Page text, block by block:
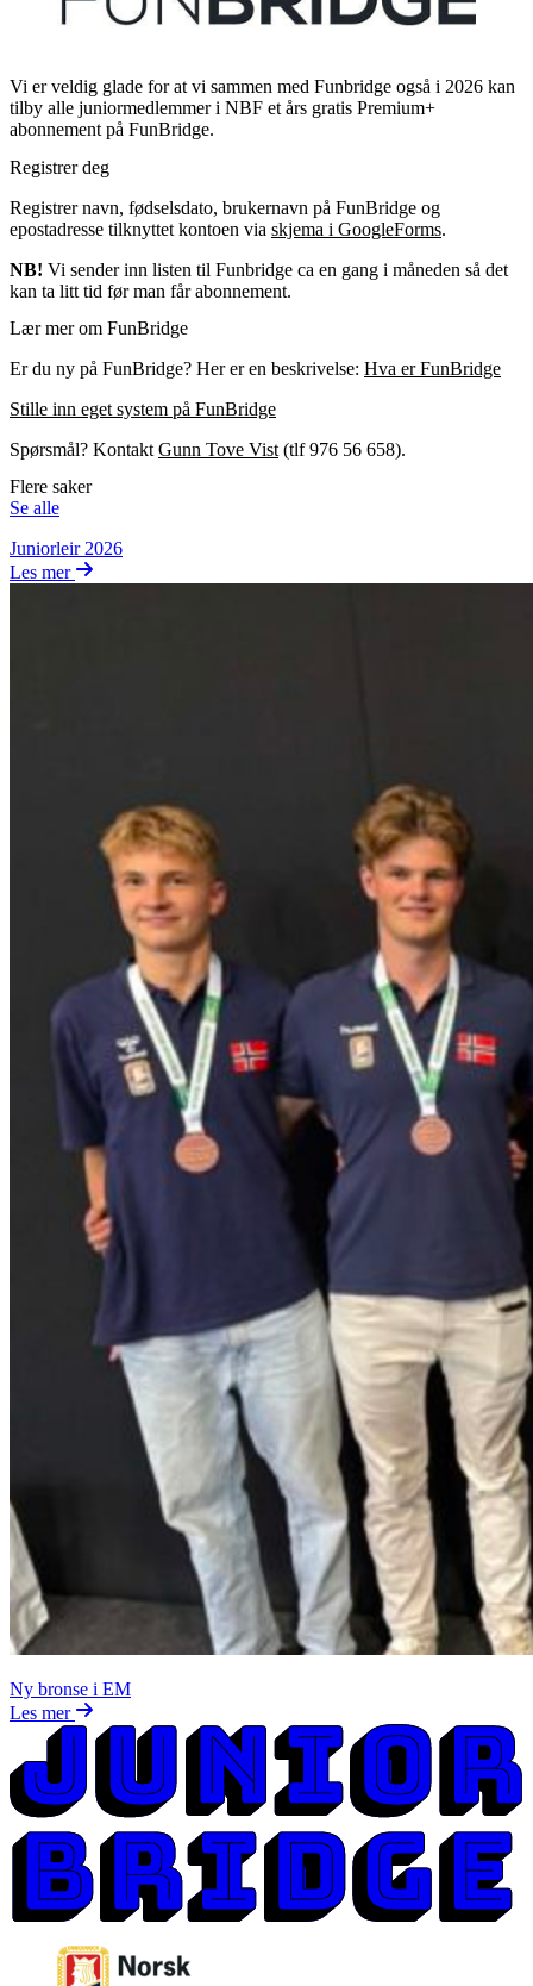
Vi er veldig glade for at vi sammen med Funbridge også i 2026 kan
tilby alle juniormedlemmer i NBF et års gratis Premium+
abonnement på FunBridge.
Registrer deg
Registrer navn, fødselsdato, brukernavn på FunBridge og
epostadresse tilknyttet kontoen via skjema i GoogleForms.
NB! Vi sender inn listen til Funbridge ca en gang i måneden så det
kan ta litt tid før man får abonnement.
Lær mer om FunBridge
Er du ny på FunBridge? Her er en beskrivelse: Hva er FunBridge
Stille inn eget system på FunBridge
Spørsmål? Kontakt Gunn Tove Vist (tlf 976 56 658).
Flere saker
Se alle
Juniorleir 2026
Les mer
Ny bronse i EM
Les mer